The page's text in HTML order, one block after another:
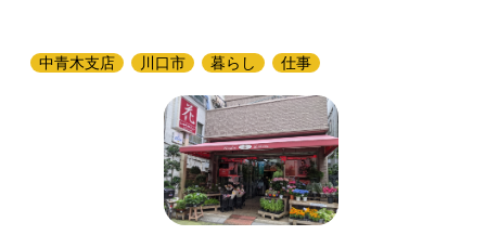
中青木支店 川口市 暮らし 仕事